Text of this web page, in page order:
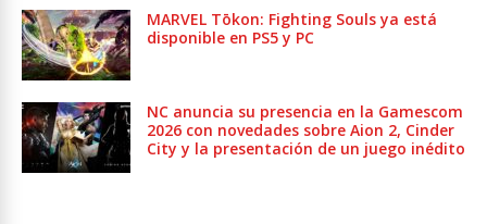
MARVEL Tōkon: Fighting Souls ya está
disponible en PS5 y PC
NC anuncia su presencia en la Gamescom
2026 con novedades sobre Aion 2, Cinder
City y la presentación de un juego inédito